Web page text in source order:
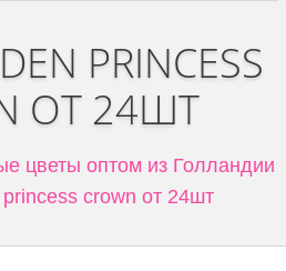
PRINCESS
ОТ 24ШТ
цветы оптом из Голландии
crown от 24шт